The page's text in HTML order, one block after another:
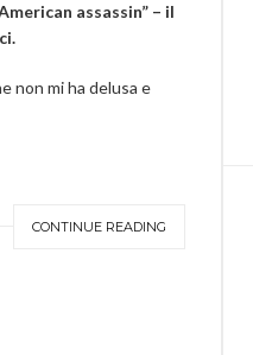
assassin” – il
non mi ha delusa e
CONTINUE READING